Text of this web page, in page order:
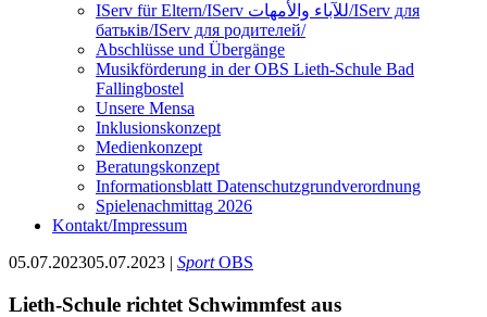
IServ für Eltern/IServ للآباء والأمهات/IServ для
батьків/IServ для родителей/
Abschlüsse und Übergänge
Musikförderung in der OBS Lieth-Schule Bad
Fallingbostel
Unsere Mensa
Inklusionskonzept
Medienkonzept
Beratungskonzept
Informationsblatt Datenschutzgrundverordnung
Spielenachmittag 2026
Kontakt/Impressum
05.07.202305.07.2023 | SportOBS
Lieth-Schule richtet Schwimmfest aus